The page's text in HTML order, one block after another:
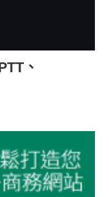
、